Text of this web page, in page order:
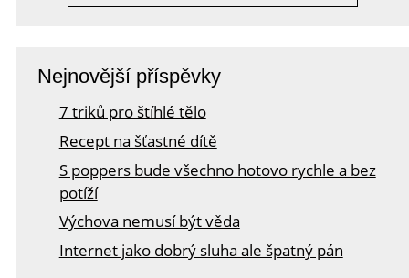
Nejnovější příspěvky
7 triků pro štíhlé tělo
Recept na šťastné dítě
S poppers bude všechno hotovo rychle a bez
potíží
Výchova nemusí být věda
Internet jako dobrý sluha ale špatný pán